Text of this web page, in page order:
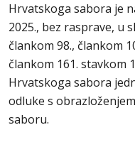
Hrvatskoga sabora je
2025., bez rasprave, u
člankom 98., člankom
člankom 161. stavkom
Hrvatskoga sabora
odluke s
saboru.